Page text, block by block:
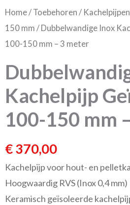
Home/ Toebehoren / Kachelpijpen
150 mm / Dubbelwandige Inox
100-150 mm – 3 meter
Kachelpijp
100-150 mm
€370,00
Kachelpijp voor hout- en
Hoogwaardig RVS (Inox 0,4 mm)
Keramisch geïsoleerde